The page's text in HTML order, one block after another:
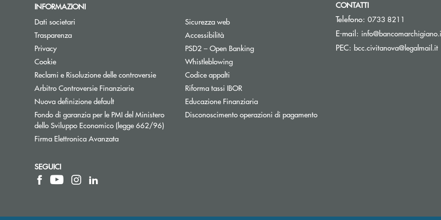
INFORMAZIONI
Dati societari
Trasparenza
PrivacyApre una nuova finestra
Cookie
Reclami e Risoluzione delle controversie
Arbitro Controversie FinanziarieApre una nuova finestra
Nuova definizione default
Fondo di garanzia per le PMI del Ministero
dello Sviluppo Economico (legge 662/96)Apre una nuova finestra
Firma Elettronica Avanzata
Sicurezza web
Accessibilità
PSD2 – Open BankingApre una nuova finestra
Whistleblowing
Codice appalti
Riforma tassi IBORApre una nuova finestra
Educazione Finanziaria
Disconoscimento operazioni di pagamento
CONTATTI
Telefono: 0733 8211
E-mail:
PEC: bcc.civitanova@legalmail.it
SEGUICI